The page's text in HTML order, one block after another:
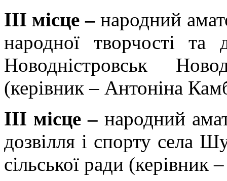
ІІІ місце –народний
народної творчості та
Новодністровськ
(керівник – Антоніна
ІІІ місце – народний
дозвілля і спорту села
сільської ради